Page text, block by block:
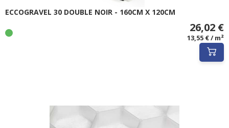
ECCOGRAVEL 30 DOUBLE NOIR - 160CM X 120CM
26,02 €
13,55 € / m²